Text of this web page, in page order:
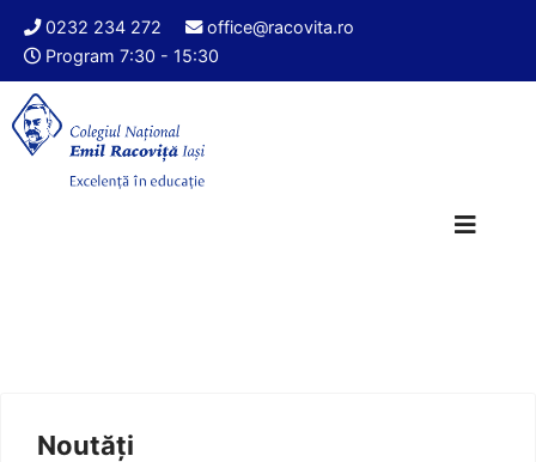
0232 234 272
office@racovita.ro
Program 7:30 - 15:30
Noutăți